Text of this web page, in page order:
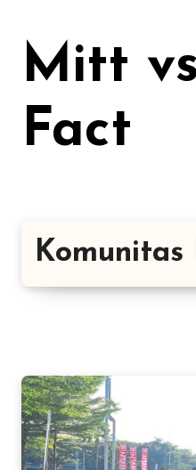
kontenMitt vs
Fact
Komunitas